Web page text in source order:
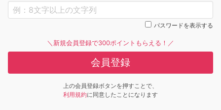
パスワードを表示する
＼新規会員登録で300ポイントもらえる！／
会員登録
上の会員登録ボタンを押すことで、
利用規約に同意したことになります